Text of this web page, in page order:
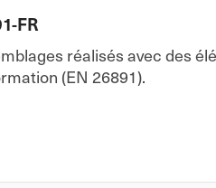
FR
réalisés avec des
(EN 26891).